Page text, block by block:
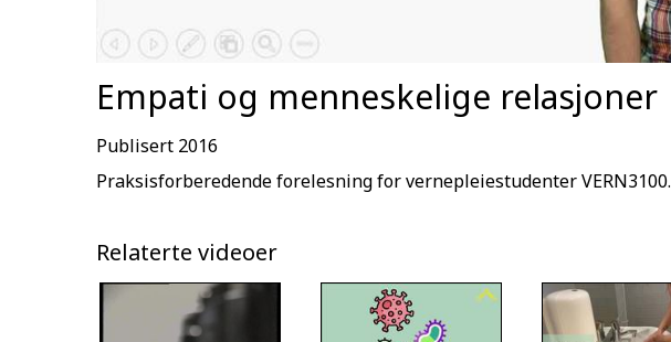
Empati og menneskelige relasjoner
Publisert 2016
Praksisforberedende forelesning for vernepleiestudenter VERN3100.
Relaterte videoer